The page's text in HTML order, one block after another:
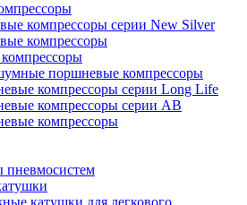
компрессоры серии New Silver
компрессоры
поршневые компрессоры
компрессоры серии Long Life
компрессоры серии AB
компрессоры
пневмосистем
катушки для легкового